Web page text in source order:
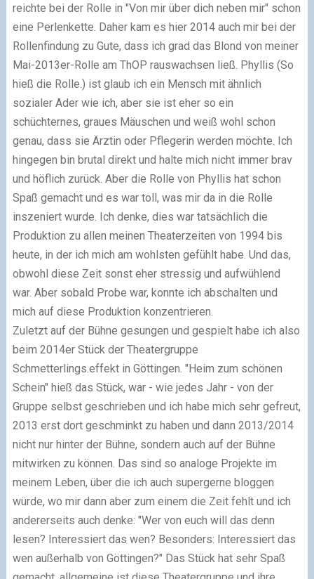
reichte bei der Rolle in "Von mir über dich neben mir" schon
eine Perlenkette. Daher kam es hier 2014 auch mir bei der
Rollenfindung zu Gute, dass ich grad das Blond von meiner
Mai-2013er-Rolle am ThOP rauswachsen ließ. Phyllis (So
hieß die Rolle.) ist glaub ich ein Mensch mit ähnlich
sozialer Ader wie ich, aber sie ist eher so ein
schüchternes, graues Mäuschen und weiß wohl schon
genau, dass sie Ärztin oder Pflegerin werden möchte. Ich
hingegen bin brutal direkt und halte mich nicht immer brav
und höflich zurück. Aber die Rolle von Phyllis hat schon
Spaß gemacht und es war toll, was mir da in die Rolle
inszeniert wurde. Ich denke, dies war tatsächlich die
Produktion zu allen meinen Theaterzeiten von 1994 bis
heute, in der ich mich am wohlsten gefühlt habe. Und das,
obwohl diese Zeit sonst eher stressig und aufwühlend
war. Aber sobald Probe war, konnte ich abschalten und
mich auf diese Produktion konzentrieren.
Zuletzt auf der Bühne gesungen und gespielt habe ich also
beim 2014er Stück der Theatergruppe
Schmetterlings.effekt​ in Göttingen. "Heim zum schönen
Schein" hieß das Stück, war - wie jedes Jahr - von der
Gruppe selbst geschrieben und ich habe mich sehr gefreut,
2013 erst dort geschminkt zu haben und dann 2013/2014
nicht nur hinter der Bühne, sondern auch auf der Bühne
mitwirken zu können. Das sind so analoge Projekte im
meinem Leben, über die ich auch supergerne bloggen
würde, wo mir dann aber zum einem die Zeit fehlt und ich
andererseits auch denke: "Wer von euch will das denn
lesen? Interessiert das wen? Besonders: Interessiert das
wen außerhalb von Göttingen?" Das Stück hat sehr Spaß